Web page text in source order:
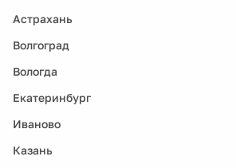
Астрахань
Волгоград
Вологда
Екатеринбург
Иваново
Казань